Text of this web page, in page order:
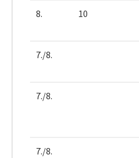
8. 10
7./8.
7./8.
7./8.